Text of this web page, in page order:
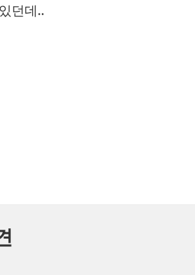
던데..